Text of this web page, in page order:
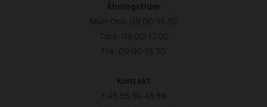
Åbningstider
Man-Ons: 09.00-15.30
Tors: 09.00-17.00
Fre: 09.00-15.30
Kontakt
+ 45 65 90 45 89